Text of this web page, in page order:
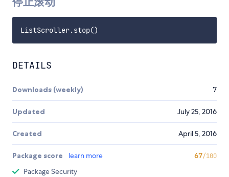
DETAILS
Downloads (weekly) 7
Updated July 25, 2016
Created April 5, 2016
Package score learn more 67/100
Package Security